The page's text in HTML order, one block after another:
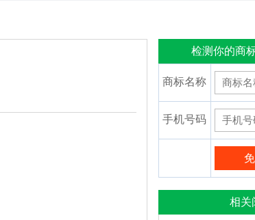
检测你的商
商标名称
手机号码
相关